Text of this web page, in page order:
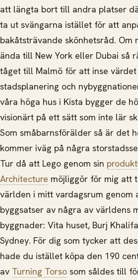
att längta bort till andra platser
ta ut svängarna istället för att
bakåtsträvande skönhetsråd. Om
ända till New York eller Dubai så
tåget till Malmö för att inse
stadsplanering och
våra höga hus i Kista bygger de
visionärt på ett sätt som inte lär
Som småbarnsförälder så är det
kommer iväg på några
Tur då att Lego genom sin
Architecture möjliggör för mig att
världen i mitt vardagsrum genom
byggsatser av några av världens
byggnader: Vita huset, Burj
Sydney. För dig som tycker att
hade du istället köpa den 190
av Turning Torso som såldes till